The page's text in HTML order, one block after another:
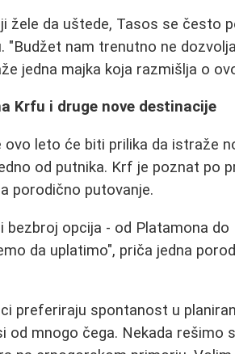
žele da uštede, Tasos se često
"Budžet nam trenutno ne
jedna majka koja razmišlja o
Krfu i druge nove destinacije
ovo leto će biti prilika da istraže
od putnika. Krf je poznat po
porodično putovanje.
bezbroj opcija - od Platamona
da uplatimo", priča jedna
preferiraju spontanost u
od mnogo čega. Nekada rešimo